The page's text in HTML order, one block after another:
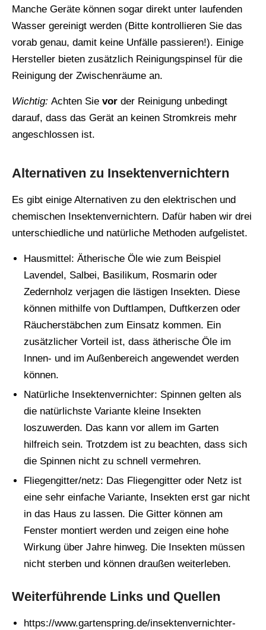
Manche Geräte können sogar direkt unter laufenden
Wasser gereinigt werden (Bitte kontrollieren Sie das
vorab genau, damit keine Unfälle passieren!). Einige
Hersteller bieten zusätzlich Reinigungspinsel für die
Reinigung der Zwischenräume an.
Wichtig: Achten Sie vor der Reinigung unbedingt
darauf, dass das Gerät an keinen Stromkreis mehr
angeschlossen ist.
Alternativen zu Insektenvernichtern
Es gibt einige Alternativen zu den elektrischen und
chemischen Insektenvernichtern. Dafür haben wir drei
unterschiedliche und natürliche Methoden aufgelistet.
Hausmittel: Ätherische Öle wie zum Beispiel
Lavendel, Salbei, Basilikum, Rosmarin oder
Zedernholz verjagen die lästigen Insekten. Diese
können mithilfe von Duftlampen, Duftkerzen oder
Räucherstäbchen zum Einsatz kommen. Ein
zusätzlicher Vorteil ist, dass ätherische Öle im
Innen- und im Außenbereich angewendet werden
können.
Natürliche Insektenvernichter: Spinnen gelten als
die natürlichste Variante kleine Insekten
loszuwerden. Das kann vor allem im Garten
hilfreich sein. Trotzdem ist zu beachten, dass sich
die Spinnen nicht zu schnell vermehren.
Fliegengitter/netz: Das Fliegengitter oder Netz ist
eine sehr einfache Variante, Insekten erst gar nicht
in das Haus zu lassen. Die Gitter können am
Fenster montiert werden und zeigen eine hohe
Wirkung über Jahre hinweg. Die Insekten müssen
nicht sterben und können draußen weiterleben.
Weiterführende Links und Quellen
https://www.gartenspring.de/insektenvernichter-